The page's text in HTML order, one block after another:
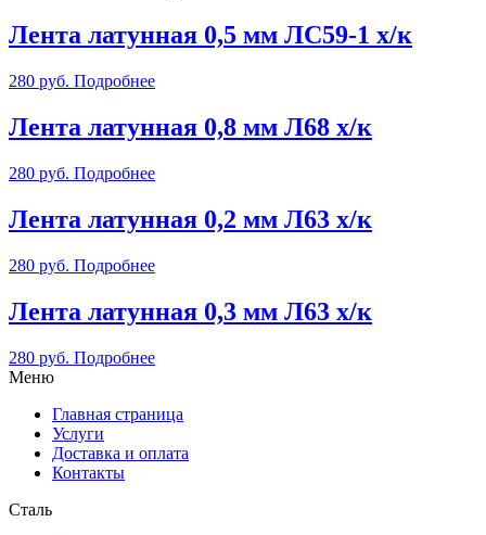
Лента латунная 0,5 мм ЛС59-1 х/к
280 руб. Подробнее
Лента латунная 0,8 мм Л68 х/к
280 руб. Подробнее
Лента латунная 0,2 мм Л63 х/к
280 руб. Подробнее
Лента латунная 0,3 мм Л63 х/к
280 руб. Подробнее
Меню
Главная страница
Услуги
Доставка и оплата
Контакты
Сталь